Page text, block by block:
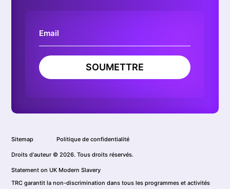
SOUMETTRE
Sitemap Politique de confidentialité
Droits d'auteur © 2026. Tous droits réservés.
Statement on UK Modern Slavery
TRC garantit la non-discrimination dans tous les programmes et activités